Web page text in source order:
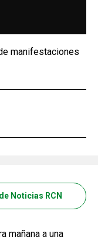
manifestaciones
Noticias RCN
mañana a una